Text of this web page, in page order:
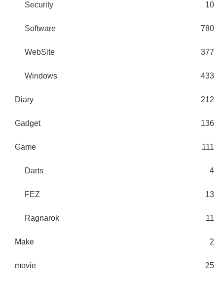
Security 10
Software 780
WebSite 377
Windows 433
Diary 212
Gadget 136
Game 111
Darts 4
FEZ 13
Ragnarok 11
Make 2
movie 25